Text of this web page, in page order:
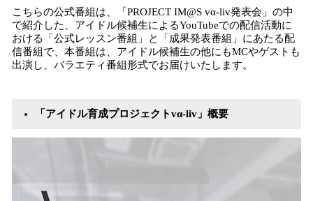
み
込
み
中
で
こちらの公式番組は、「PROJECT IM@S vα-liv発表会」の中
で紹介した、アイドル候補生によるYouTubeでの配信活動に
おける「公式レッスン番組」と「成果発表番組」にあたる配
信番組で、本番組は、アイドル候補生の他にもMCやゲストも
出演し、バラエティ番組形式でお届けいたします。
「アイドル育成プロジェクトvα-liv」概要